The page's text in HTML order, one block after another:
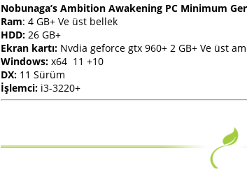
Nobunaga’s Ambition Awakening PC Minimum
Ram: 4 GB+ Ve üst bellek
HDD: 26 GB+
Ekran kartı: Nvdia geforce gtx 960+ 2 GB+ Ve üst
Windows: x64 11 +10
DX: 11 Sürüm
İşlemci: i3-3220+